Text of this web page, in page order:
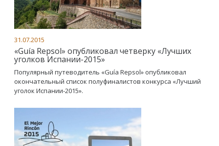
31.07.2015
«Guía Repsol» опубликовал четверку «Лучших
уголков Испании-2015»
Популярный путеводитель «Guía Repsol» опубликовал
окончательный список полуфиналистов конкурса «Лучший
уголок Испании-2015».